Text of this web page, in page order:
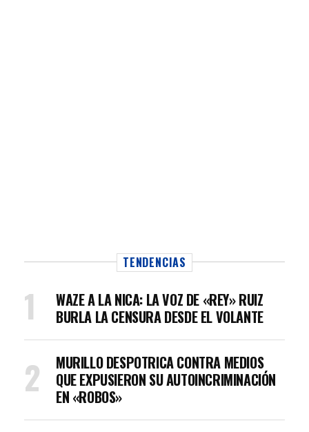
TENDENCIAS
WAZE A LA NICA: LA VOZ DE «REY» RUIZ
BURLA LA CENSURA DESDE EL VOLANTE
MURILLO DESPOTRICA CONTRA MEDIOS
QUE EXPUSIERON SU AUTOINCRIMINACIÓN
EN «ROBOS»